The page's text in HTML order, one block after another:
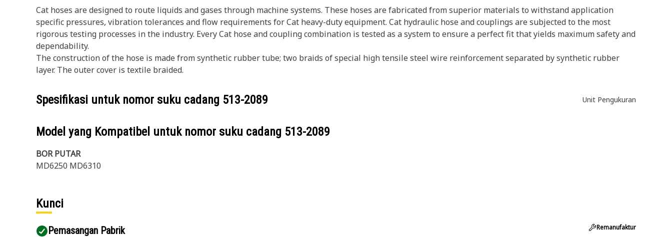
Cat hoses are designed to route liquids and gases through machine systems. These hoses are fabricated from superior materials to withstand application
specific pressures, vibration tolerances and flow requirements for Cat heavy-duty equipment. Cat hydraulic hose and couplings are subjected to the most
rigorous testing processes in the industry. Every Cat hose and coupling combination is tested as a system to ensure a perfect fit that yields maximum safety and
dependability.
The construction of the hose is made from synthetic rubber tube; two braids of special high tensile steel wire reinforcement separated by synthetic rubber
layer. The outer cover is textile braided.
Spesifikasi untuk nomor suku cadang 513-2089 Unit Pengukuran
Model yang Kompatibel untuk nomor suku cadang 513-2089
BOR PUTAR
MD6250 MD6310
Kunci
Pemasangan Pabrik
Remanufaktur